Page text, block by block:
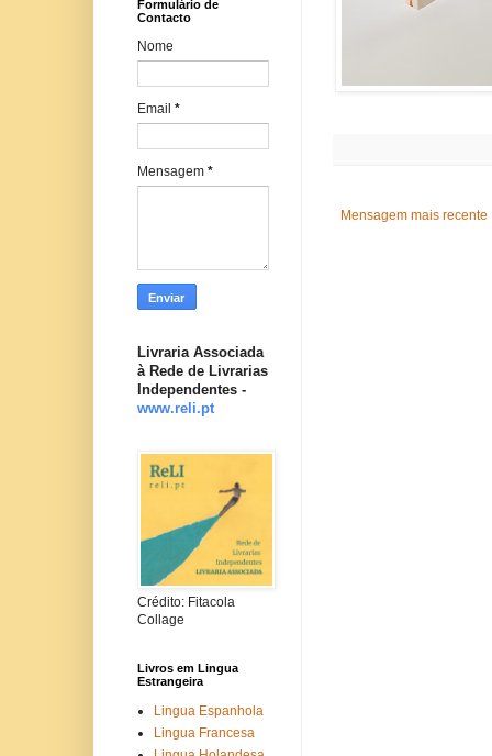
Mensagem mais recente
Formulário de
Contacto
Nome
Email *
Mensagem *
Livraria Associada
à Rede de Livrarias
Independentes -
www.reli.pt
Crédito: Fitacola
Collage
Livros em Lingua
Estrangeira
Lingua Espanhola
Lingua Francesa